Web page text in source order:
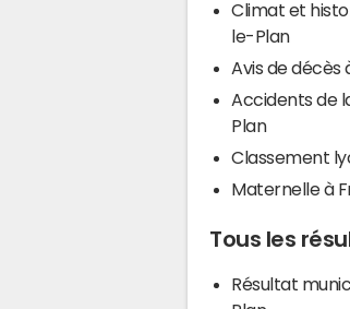
Climat et
le-Plan
Avis de décès
Accidents de
Plan
Classement
Maternelle à
Tous les
Résultat